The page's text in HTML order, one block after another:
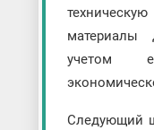
материалы
учетом
Следующий